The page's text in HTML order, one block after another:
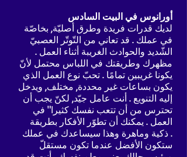
أورانوس في البيت السادس
لديك قدرات فريدة وطرق أصليّة, بخاصّة
في عملك . قد تعاني من التّوتّر العصبيّ
الشّديد والحوادث الغريبة أثناء العمل .
مظهرك وطريقتك في اللباس محتمل لأنّ
يكونا غريبين تمامًا . تحبّ نوع العمل الذي
يكون بساعات غير محددة, مختلف, ويدخل
إليه التنويع . أنت عامل جيّد, لكنّ يجب أن
تحترس من أن تتعب نفسك كثيرا" في
العمل . يمكنك أن تطوّر الأفكار بطريقة
ذكية وماهرة وهذا سيساعدك في عملك .
ستكون الأفضل عندما تكون مستقلّ